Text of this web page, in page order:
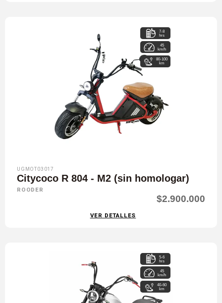
7-8
hrs
45
km/h
80-100
km
UGMOT03017
Citycoco R 804 - M2 (sin homologar)
ROODER
$2.900.000
VER DETALLES
5-6
hrs
45
km/h
40-60
km